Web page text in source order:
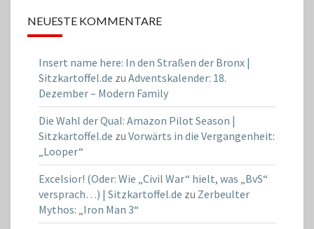
NEUESTE KOMMENTARE
Insert name here: In den Straßen der Bronx |
Sitzkartoffel.de zu Adventskalender: 18.
Dezember – Modern Family
Die Wahl der Qual: Amazon Pilot Season |
Sitzkartoffel.de zu Vorwärts in die Vergangenheit:
„Looper“
Excelsior! (Oder: Wie „Civil War“ hielt, was „BvS“
versprach…) | Sitzkartoffel.de zu Zerbeulter
Mythos: „Iron Man 3“